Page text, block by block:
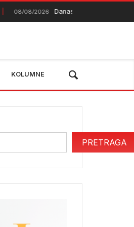
08/08/2026 Danas debi Alajbegovića za
KOLUMNE
PRETRAGA